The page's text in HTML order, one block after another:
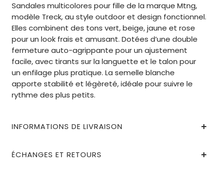
Sandales multicolores pour fille de la marque Mtng,
modèle Treck, au style outdoor et design fonctionnel.
Elles combinent des tons vert, beige, jaune et rose
pour un look frais et amusant. Dotées d’une double
fermeture auto-agrippante pour un ajustement
facile, avec tirants sur la languette et le talon pour
un enfilage plus pratique. La semelle blanche
apporte stabilité et légèreté, idéale pour suivre le
rythme des plus petits.
INFORMATIONS DE LIVRAISON
ÉCHANGES ET RETOURS